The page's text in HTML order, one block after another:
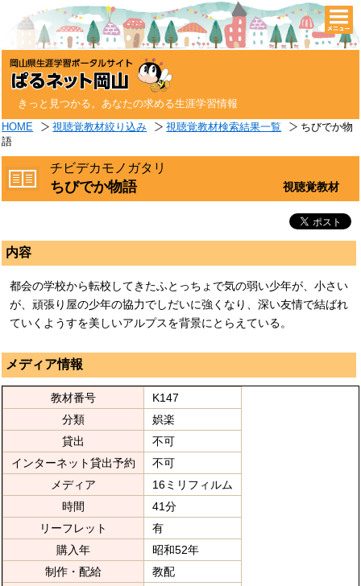
きっと見つかる。あなたの求める生涯学習情報
HOME 視聴覚教材絞り込み 視聴覚教材検索結果一覧
ちびでか物
語
チビデカモノガタリ
ちびでか物語 視聴覚教材
内容
都会の学校から転校してきたふとっちょで気の弱い少年が、小さい
が、頑張り屋の少年の協力でしだいに強くなり、深い友情で結ばれ
ていくようすを美しいアルプスを背景にとらえている。
メディア情報
教材番号
K147
分類
娯楽
貸出
不可
インターネット貸出予約
不可
メディア
16ミリフィルム
時間
41分
リーフレット
有
購入年
昭和52年
制作・配給
教配